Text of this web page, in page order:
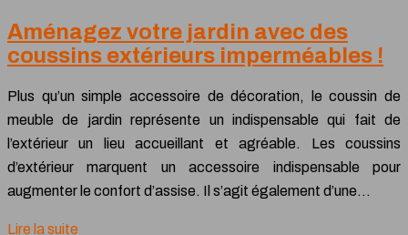
Aménagez votre jardin avec des
coussins extérieurs imperméables !
Plus qu’un simple accessoire de décoration, le coussin de
meuble de jardin représente un indispensable qui fait de
l’extérieur un lieu accueillant et agréable. Les coussins
d’extérieur marquent un accessoire indispensable pour
augmenter le confort d’assise. Il s’agit également d’une…
Lire la suite